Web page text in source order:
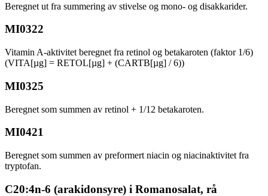
Beregnet ut fra summering av stivelse og mono- og disakkarider.
MI0322
Vitamin A-aktivitet beregnet fra retinol og betakaroten (faktor 1/6)
(VITA[µg] = RETOL[µg] + (CARTB[µg] / 6))
MI0325
Beregnet som summen av retinol + 1/12 betakaroten.
MI0421
Beregnet som summen av preformert niacin og niacinaktivitet fra
tryptofan.
C20:4n-6 (arakidonsyre) i Romanosalat, rå